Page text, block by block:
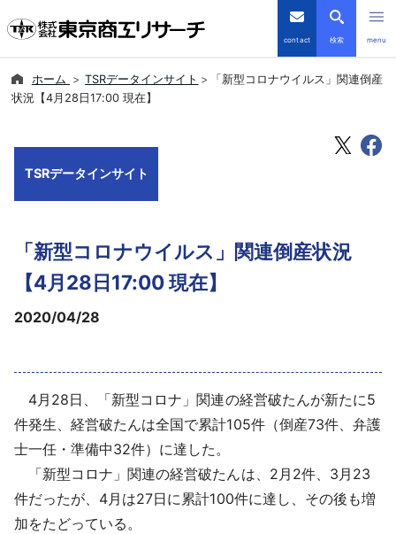
contact 検索 menu
倒産・注目企業情報
会社案内
導入事例
採用情報
よくあるご質問
English
ホーム TSRデータインサイト
「新型コロナウイルス」関連倒産
状況【4月28日17:00 現在】
TSRデータインサイト
「新型コロナウイルス」関連倒産状況
【4月28日17:00 現在】
2020/04/28
4月28日、「新型コロナ」関連の経営破たんが新たに5
件発生、経営破たんは全国で累計105件（倒産73件、弁護
士一任・準備中32件）に達した。
「新型コロナ」関連の経営破たんは、2月2件、3月23
件だったが、4月は27日に累計100件に達し、その後も増
加をたどっている。